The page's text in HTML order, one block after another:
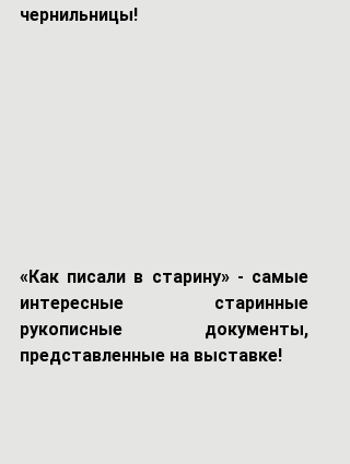
чернильницы!
«Как писали в старину» - самые
интересные старинные
рукописные документы,
представленные на выставке!